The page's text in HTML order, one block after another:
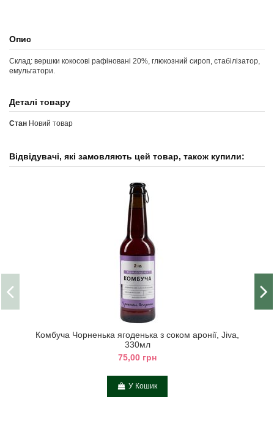
Опис
Склад: вершки кокосові рафіновані 20%, глюкозний сироп, стабілізатор,
емульгатори.
Деталі товару
Стан Новий товар
Відвідувачі, які замовляють цей товар, також купили:
Комбуча Чорненька ягоденька з соком аронії, Jiva,
330мл
75,00 грн
У Кошик